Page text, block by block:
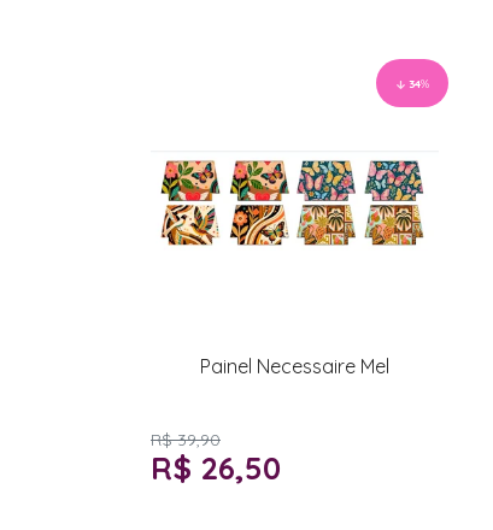
34%
Painel Necessaire Mel
R$ 39,90
R$ 26,50